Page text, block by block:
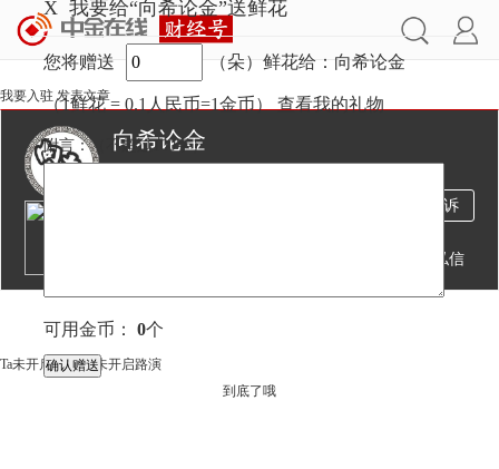
文章
我要入驻 发表文章
向希论金
投诉
发私信
Ta未开启直播 Ta未开启路演
X 我要给“向希论金”送鲜花
您将赠送 （朵）鲜花给：向希论金
（1鲜花 = 0.1人民币=1金币） 查看我的礼物
附言：（不超过100字）
可用金币： 0个
到底了哦